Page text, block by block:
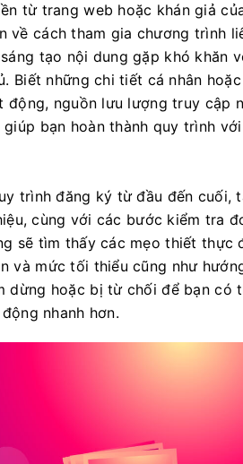
từ trang web hoặc khán giả
về cách tham gia chương trình
tạo nội dung gặp khó khăn
Biết những chi tiết cá nhân
động, nguồn lưu lượng truy cập
bạn hoàn thành quy trình
trình đăng ký từ đầu đến cuối,
cùng với các bước kiểm tra
sẽ tìm thấy các mẹo thiết
và mức tối thiểu cũng như
dừng hoặc bị từ chối để bạn có
nhanh hơn.